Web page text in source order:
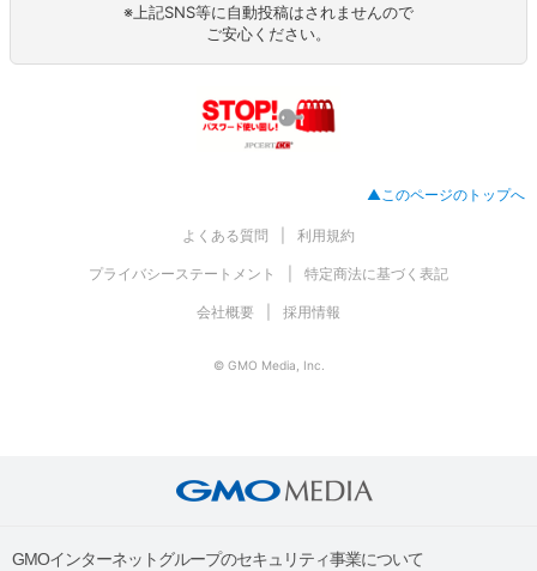
※上記SNS等に自動投稿はされませんので
ご安心ください。
▲このページのトップへ
よくある質問 利用規約
プライバシーステートメント 特定商法に基づく表記
会社概要 採用情報
© GMO Media, Inc.
GMOインターネットグループのセキュリティ事業について